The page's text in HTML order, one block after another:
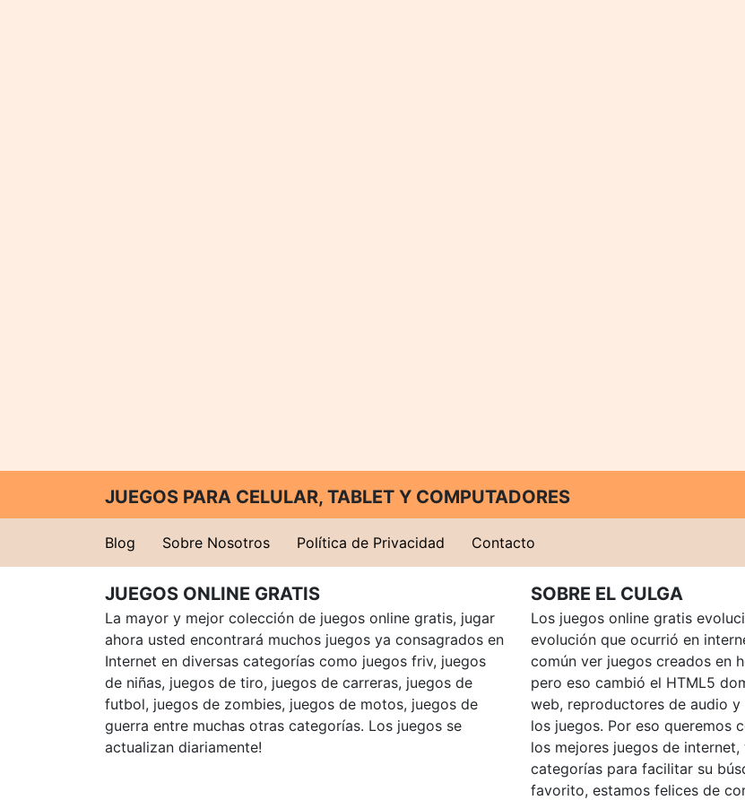
JUEGOS PARA CELULAR, TABLET Y COMPUTADORES
Blog Sobre Nosotros Política de Privacidad Contacto
JUEGOS ONLINE GRATIS
La mayor y mejor colección de juegos online gratis, jugar
ahora usted encontrará muchos juegos ya consagrados en
Internet en diversas categorías como juegos friv, juegos
de niñas, juegos de tiro, juegos de carreras, juegos de
futbol, juegos de zombies, juegos de motos, juegos de
guerra entre muchas otras categorías. Los juegos se
actualizan diariamente!
SOBRE EL CULGA
Los juegos online gratis
evolución que ocurrió en
común ver juegos creados en
pero eso cambió el HTML5
web, reproductores de audio
los juegos. Por eso queremos
los mejores juegos de
categorías para facilitar su
favorito, estamos felices de